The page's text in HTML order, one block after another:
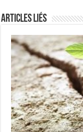
Articles Liés